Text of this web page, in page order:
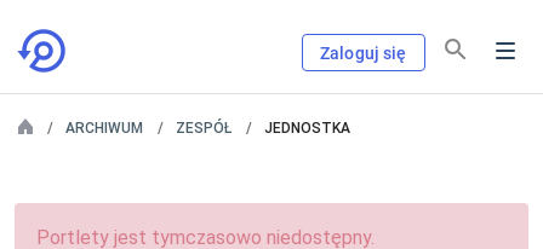
Zaloguj się
ARCHIWUM ZESPÓŁ JEDNOSTKA
Portlety jest tymczasowo niedostępny.